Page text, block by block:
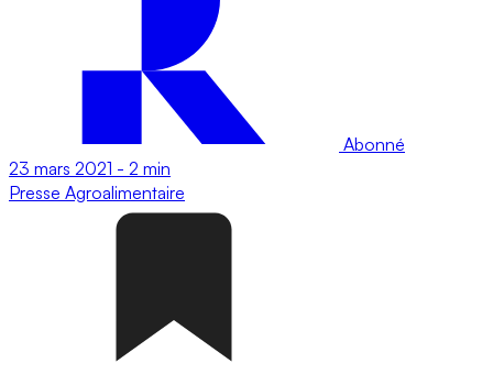
Abonné
23 mars 2021 - 2 min
Presse Agroalimentaire